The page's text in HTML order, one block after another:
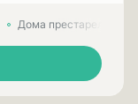
Дома престарелых